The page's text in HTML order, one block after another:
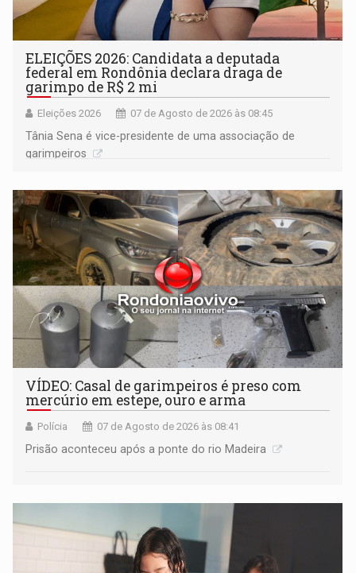
ELEIÇÕES 2026: Candidata a deputada
federal em Rondônia declara draga de
garimpo de R$ 2 mi
Eleições 2026 07 de Agosto de 2026 às 08:45
Tânia Sena é vice-presidente de uma associação de
garimpeiros
VÍDEO: Casal de garimpeiros é preso com
mercúrio em estepe, ouro e arma
Polícia 07 de Agosto de 2026 às 08:41
Prisão aconteceu após a ponte do rio Madeira